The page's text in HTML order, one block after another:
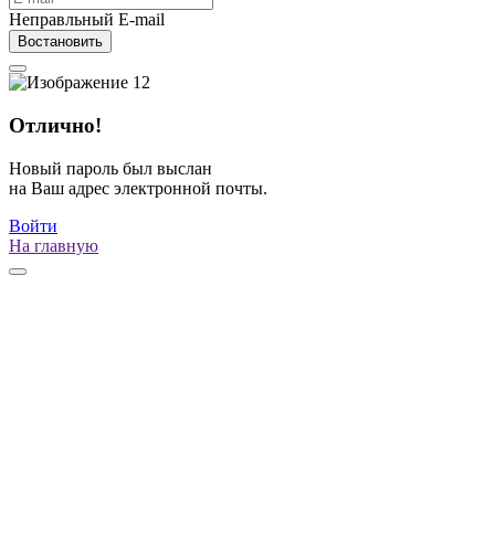
Неправльный E-mail
Востановить
Отлично!
Новый пароль был выслан
на Ваш адрес электронной почты.
Войти
На главную